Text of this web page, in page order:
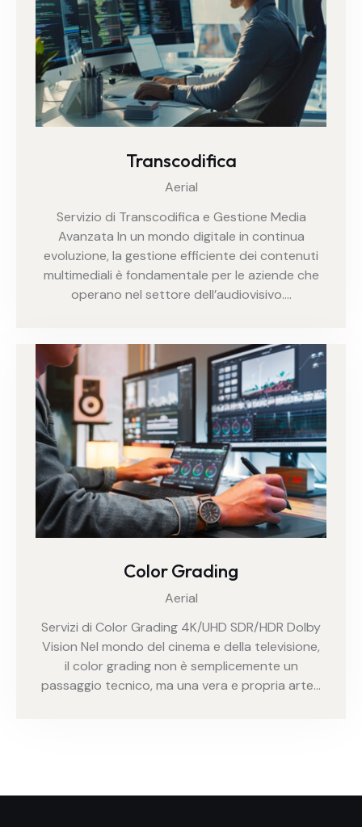
Transcodifica
Aerial
Servizio di Transcodifica e Gestione Media
Avanzata In un mondo digitale in continua
evoluzione, la gestione efficiente dei contenuti
multimediali è fondamentale per le aziende che
operano nel settore dell’audiovisivo.…
Color Grading
Aerial
Servizi di Color Grading 4K/UHD SDR/HDR Dolby
Vision Nel mondo del cinema e della televisione,
il color grading non è semplicemente un
passaggio tecnico, ma una vera e propria arte…